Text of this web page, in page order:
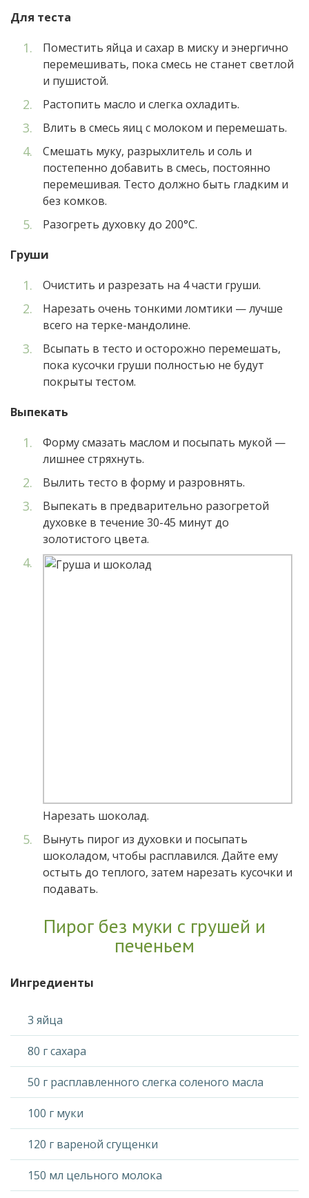
Для теста
Поместить яйца и сахар в миску и энергично
перемешивать, пока смесь не станет светлой
и пушистой.
Растопить масло и слегка охладить.
Влить в смесь яиц с молоком и перемешать.
Смешать муку, разрыхлитель и соль и
постепенно добавить в смесь, постоянно
перемешивая. Тесто должно быть гладким и
без комков.
Разогреть духовку до 200°С.
Груши
Очистить и разрезать на 4 части груши.
Нарезать очень тонкими ломтики — лучше
всего на терке-мандолине.
Всыпать в тесто и осторожно перемешать,
пока кусочки груши полностью не будут
покрыты тестом.
Выпекать
Форму смазать маслом и посыпать мукой —
лишнее стряхнуть.
Вылить тесто в форму и разровнять.
Выпекать в предварительно разогретой
духовке в течение 30-45 минут до
золотистого цвета.
Нарезать шоколад.
Вынуть пирог из духовки и посыпать
шоколадом, чтобы расплавился. Дайте ему
остыть до теплого, затем нарезать кусочки и
подавать.
Пирог без муки с грушей и
печеньем
Ингредиенты
3 яйца
80 г сахара
50 г расплавленного слегка соленого масла
100 г муки
120 г вареной сгущенки
150 мл цельного молока